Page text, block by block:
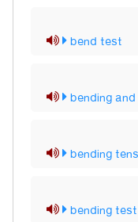
bend test
bending
bending
bending test